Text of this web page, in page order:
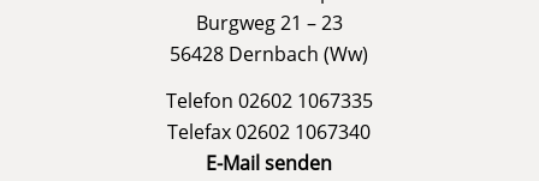
Burgweg 21 – 23
56428 Dernbach (Ww)
Telefon 02602 1067335
Telefax 02602 1067340
E-Mail senden